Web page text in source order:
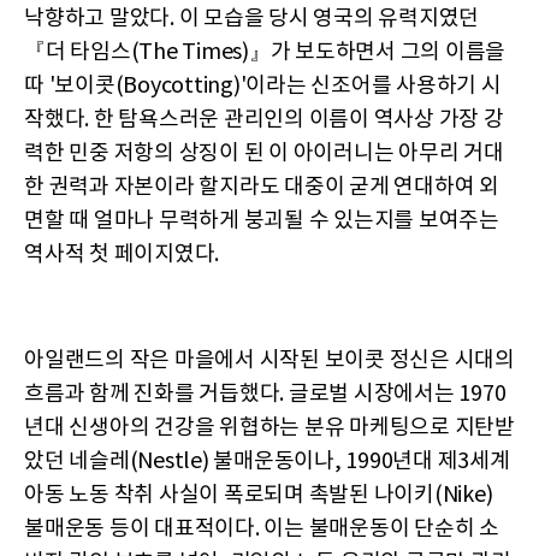
낙향하고 말았다. 이 모습을 당시 영국의 유력지였던
『더 타임스(The Times)』가 보도하면서 그의 이름을
따 '보이콧(Boycotting)'이라는 신조어를 사용하기 시
작했다. 한 탐욕스러운 관리인의 이름이 역사상 가장 강
력한 민중 저항의 상징이 된 이 아이러니는 아무리 거대
한 권력과 자본이라 할지라도 대중이 굳게 연대하여 외
면할 때 얼마나 무력하게 붕괴될 수 있는지를 보여주는
역사적 첫 페이지였다.
아일랜드의 작은 마을에서 시작된 보이콧 정신은 시대의
흐름과 함께 진화를 거듭했다. 글로벌 시장에서는 1970
년대 신생아의 건강을 위협하는 분유 마케팅으로 지탄받
았던 네슬레(Nestle) 불매운동이나, 1990년대 제3세계
아동 노동 착취 사실이 폭로되며 촉발된 나이키(Nike)
불매운동 등이 대표적이다. 이는 불매운동이 단순히 소